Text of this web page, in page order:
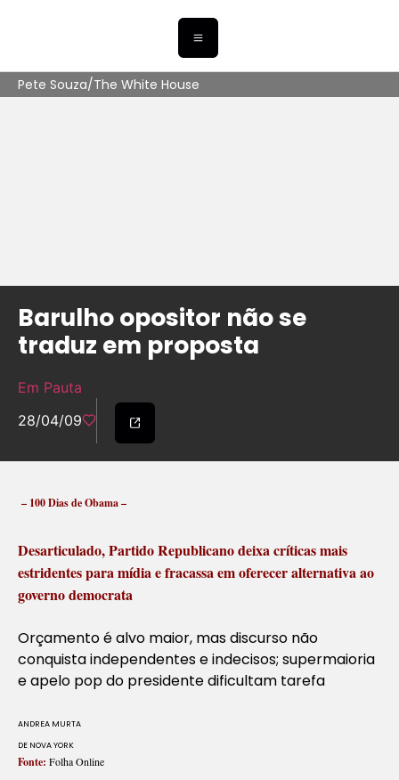
Pete Souza/The White House
Barulho opositor não se
traduz em proposta
Em Pauta
28/04/09
– 100 Dias de Obama –
Desarticulado, Partido Republicano deixa críticas mais
estridentes para mídia e fracassa em oferecer alternativa ao
governo democrata
Orçamento é alvo maior, mas discurso não
conquista independentes e indecisos; supermaioria
e apelo pop do presidente dificultam tarefa
ANDREA MURTA
DE NOVA YORK
Fonte: Folha Online